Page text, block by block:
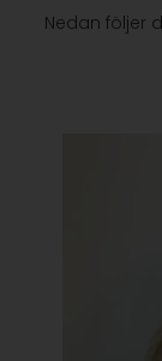
Nedan följer